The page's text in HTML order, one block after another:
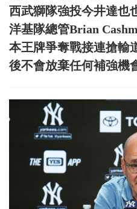
西武獅隊強投今井達也
洋基隊總管Brian
本王牌爭奪戰接連搶輸
後不會放棄任何補強機